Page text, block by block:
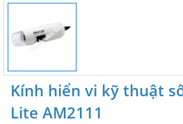
Kính hiển vi kỹ thuật
Lite AM2111